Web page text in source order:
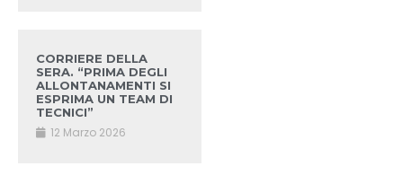
CORRIERE DELLA
SERA. “PRIMA DEGLI
ALLONTANAMENTI SI
ESPRIMA UN TEAM DI
TECNICI”
12 Marzo 2026